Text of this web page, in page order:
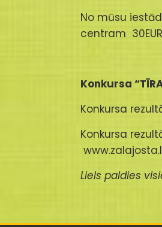
No mūsu
centram
Konkursa
Konkursa
Konkursa
Liels paldies